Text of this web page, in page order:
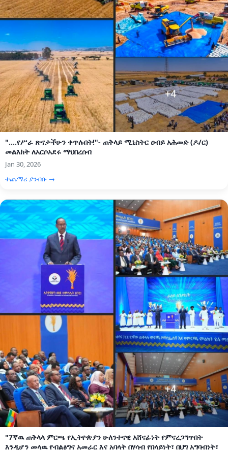
"....የሥራ ጽናታችሁን ቀጥሉበት!"- ጠቅላይ ሚኒስትር ዐብይ አሕመድ (ዶ/ር)
መልእክት ለአርሶአደሩ ማህበረሰብ
Jan 30, 2026
ተጨማሪ ያንብቡ →
"7ኛዉ ጠቅላላ ምርጫ የኢትዮጵያን ሁለንተናዊ አሸናፊነት የምናረጋግጥበት
እንዲሆን መላዉ የብልፅግና አመራር እና አባላት በሃሳብ የበላይነት፣ በህግ አግባብነት፣